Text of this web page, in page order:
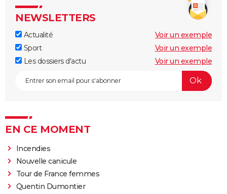
NEWSLETTERS
Actualité
Voir un exemple
Sport
Voir un exemple
Les dossiers d'actu
Voir un exemple
EN CE MOMENT
Incendies
Nouvelle canicule
Tour de France femmes
Quentin Dumontier